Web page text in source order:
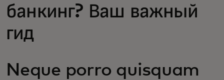
Для новаторов
банкинг? Ваш важный
гид
Neque porro quisquam